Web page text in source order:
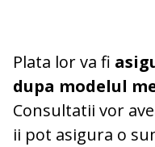
Plata lor va fi
dupa modelul
Consultatii vor
ii pot asigura o